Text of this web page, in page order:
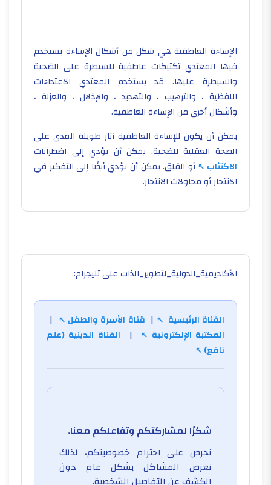
الإساءة العاطفية هي شكل من أشكال الإساءة يستخدم
فيها المعتدي تكتيكات عاطفية للسيطرة على الضحية
والسيطرة عليها. قد يستخدم المعتدي الاعتداءات
اللفظية ، والترهيب ، والتهديد ، والإذلال ، والعزلة ،
وأشكال أخرى من الإساءة العاطفية.
يمكن أن يكون للإساءة العاطفية آثار طويلة المدى على
الصحة العقلية للضحية. يمكن أن يؤدي إلى اضطرابات
الاكتئاب
أو القلق. يمكن أن يؤدي أيضًا إلى التفكير في
الانتحار أو محاولات الانتحار.
الأكاديمية_الدولية_لتطوير_الذات على تليجرام:
القناة الرئيسية | قناة الأسرة والطفل
|
المكتبة الإلكترونية
| القناة الدينية (علم
نافع)
شكرًا لمشاركتكم وتفاعلكم معنا.
نحرص على احترام خصوصيتكم، لذلك
نعرض المشاكل بشكل عام دون
الكشف عن التفاصيل الشخصية.